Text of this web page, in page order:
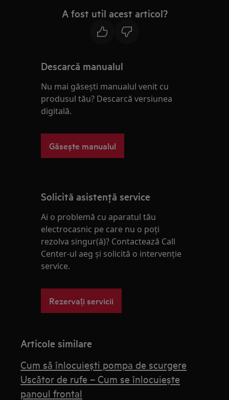
A fost util acest articol?
Descarcă manualul
Nu mai găsești manualul venit cu
produsul tău? Descarcă versiunea
digitală.
Găsește manualul
Solicită asistenţă service
Ai o problemă cu aparatul tău
electrocasnic pe care nu o poţi
rezolva singur(ă)? Contactează Call
Center-ul aeg și solicită o intervenţie
service.
Rezervați servicii
Articole similare
Cum să înlocuiești pompa de scurgere
Uscător de rufe – Cum se înlocuiește
panoul frontal